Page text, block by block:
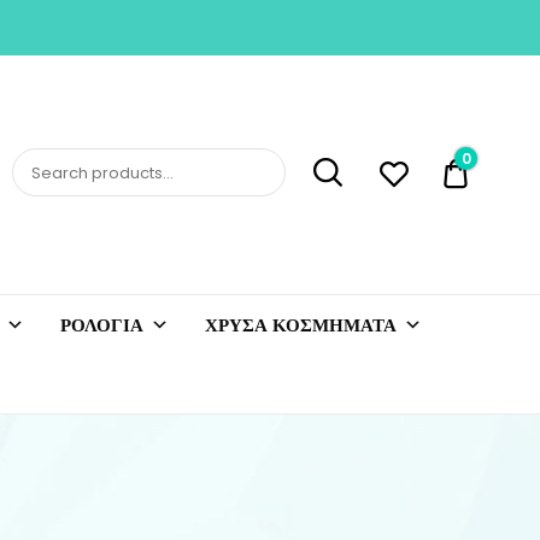
0,00 €
0
ΡΟΛΟΓΙΑ ΧΡΥΣΑ ΚΟΣΜΗΜΑΤΑ